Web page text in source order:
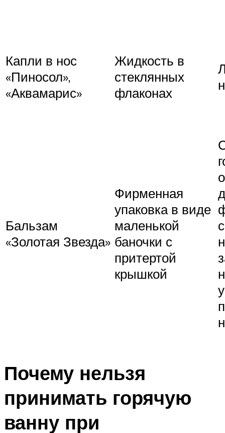
Капли в нос
«Пиносол»,
«Аквамарис»
Жидкость в
стеклянных
флаконах
Бальзам
«Золотая Звезда»
Фирменная
упаковка в виде
маленькой
баночки с
притертой
крышкой
Почему нельзя
принимать горячую
ванну при